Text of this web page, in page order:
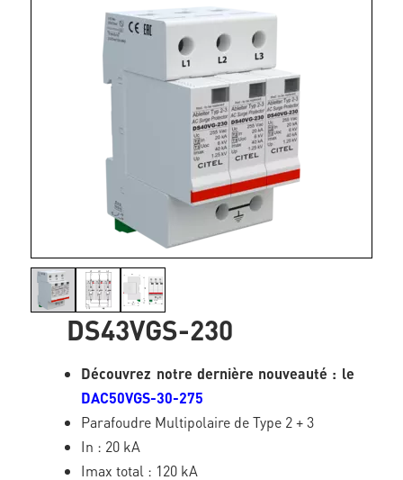
DS43VGS-230
Découvrez notre dernière nouveauté : le
DAC50VGS-30-275
Parafoudre Multipolaire de Type 2 + 3
In : 20 kA
Imax total : 120 kA